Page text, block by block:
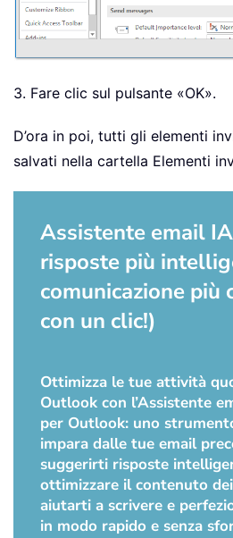
3. Fare clic sul pulsante «OK».
D’ora in poi, tutti gli elementi
salvati nella cartella Elementi
Assistente email
risposte più
comunicazione più
con un clic!)
Ottimizza le tue attività
Outlook con l’Assistente
per Outlook: uno
impara dalle tue email
suggerirti risposte
ottimizzare il contenuto
aiutarti a scrivere e
in modo rapido e senza